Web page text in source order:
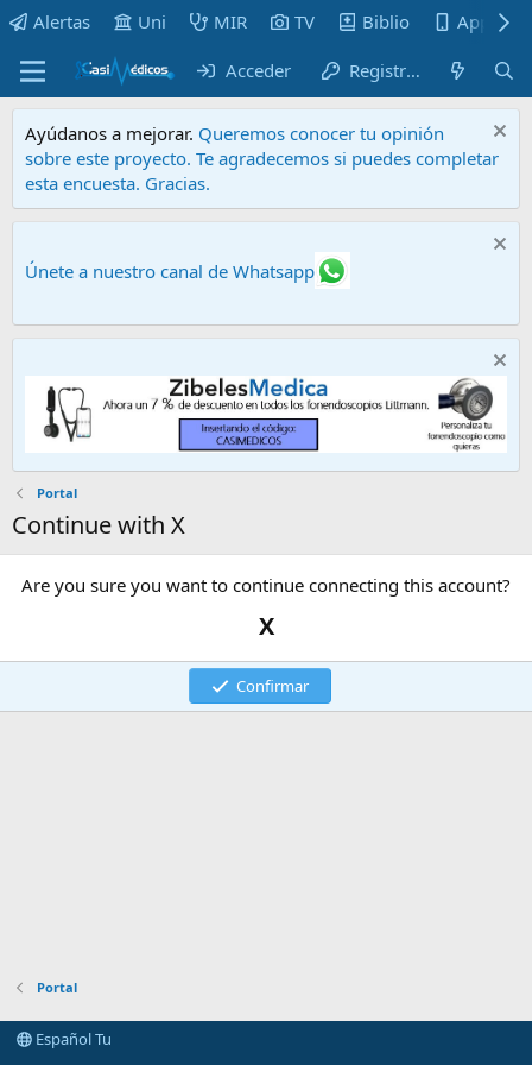
Alertas Uni MIR TV Biblio Apps
Acceder Registrarse
Ayúdanos a mejorar. Queremos conocer tu opinión
sobre este proyecto. Te agradecemos si puedes completar
esta encuesta. Gracias.
Únete a nuestro canal de Whatsapp
Portal
Continue with X
Are you sure you want to continue connecting this account?
X
Confirmar
Portal
Español Tu